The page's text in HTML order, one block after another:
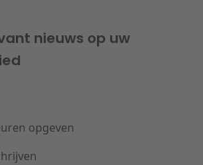
nieuws op uw
opgeven